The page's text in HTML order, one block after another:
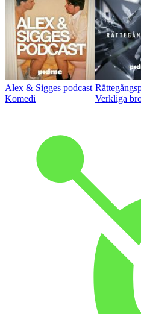
Alex & Sigges podcast
Komedi
Verkliga